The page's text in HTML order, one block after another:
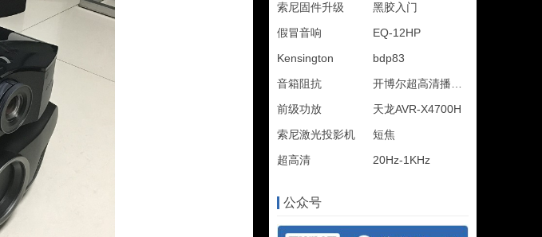
索尼固件升级
黑胶入门
假冒音响
EQ-12HP
Kensington
bdp83
音箱阻抗
前级功放
天龙AVR-X4700H
索尼激光投影机
短焦
超高清
20Hz-1KHz
公众号